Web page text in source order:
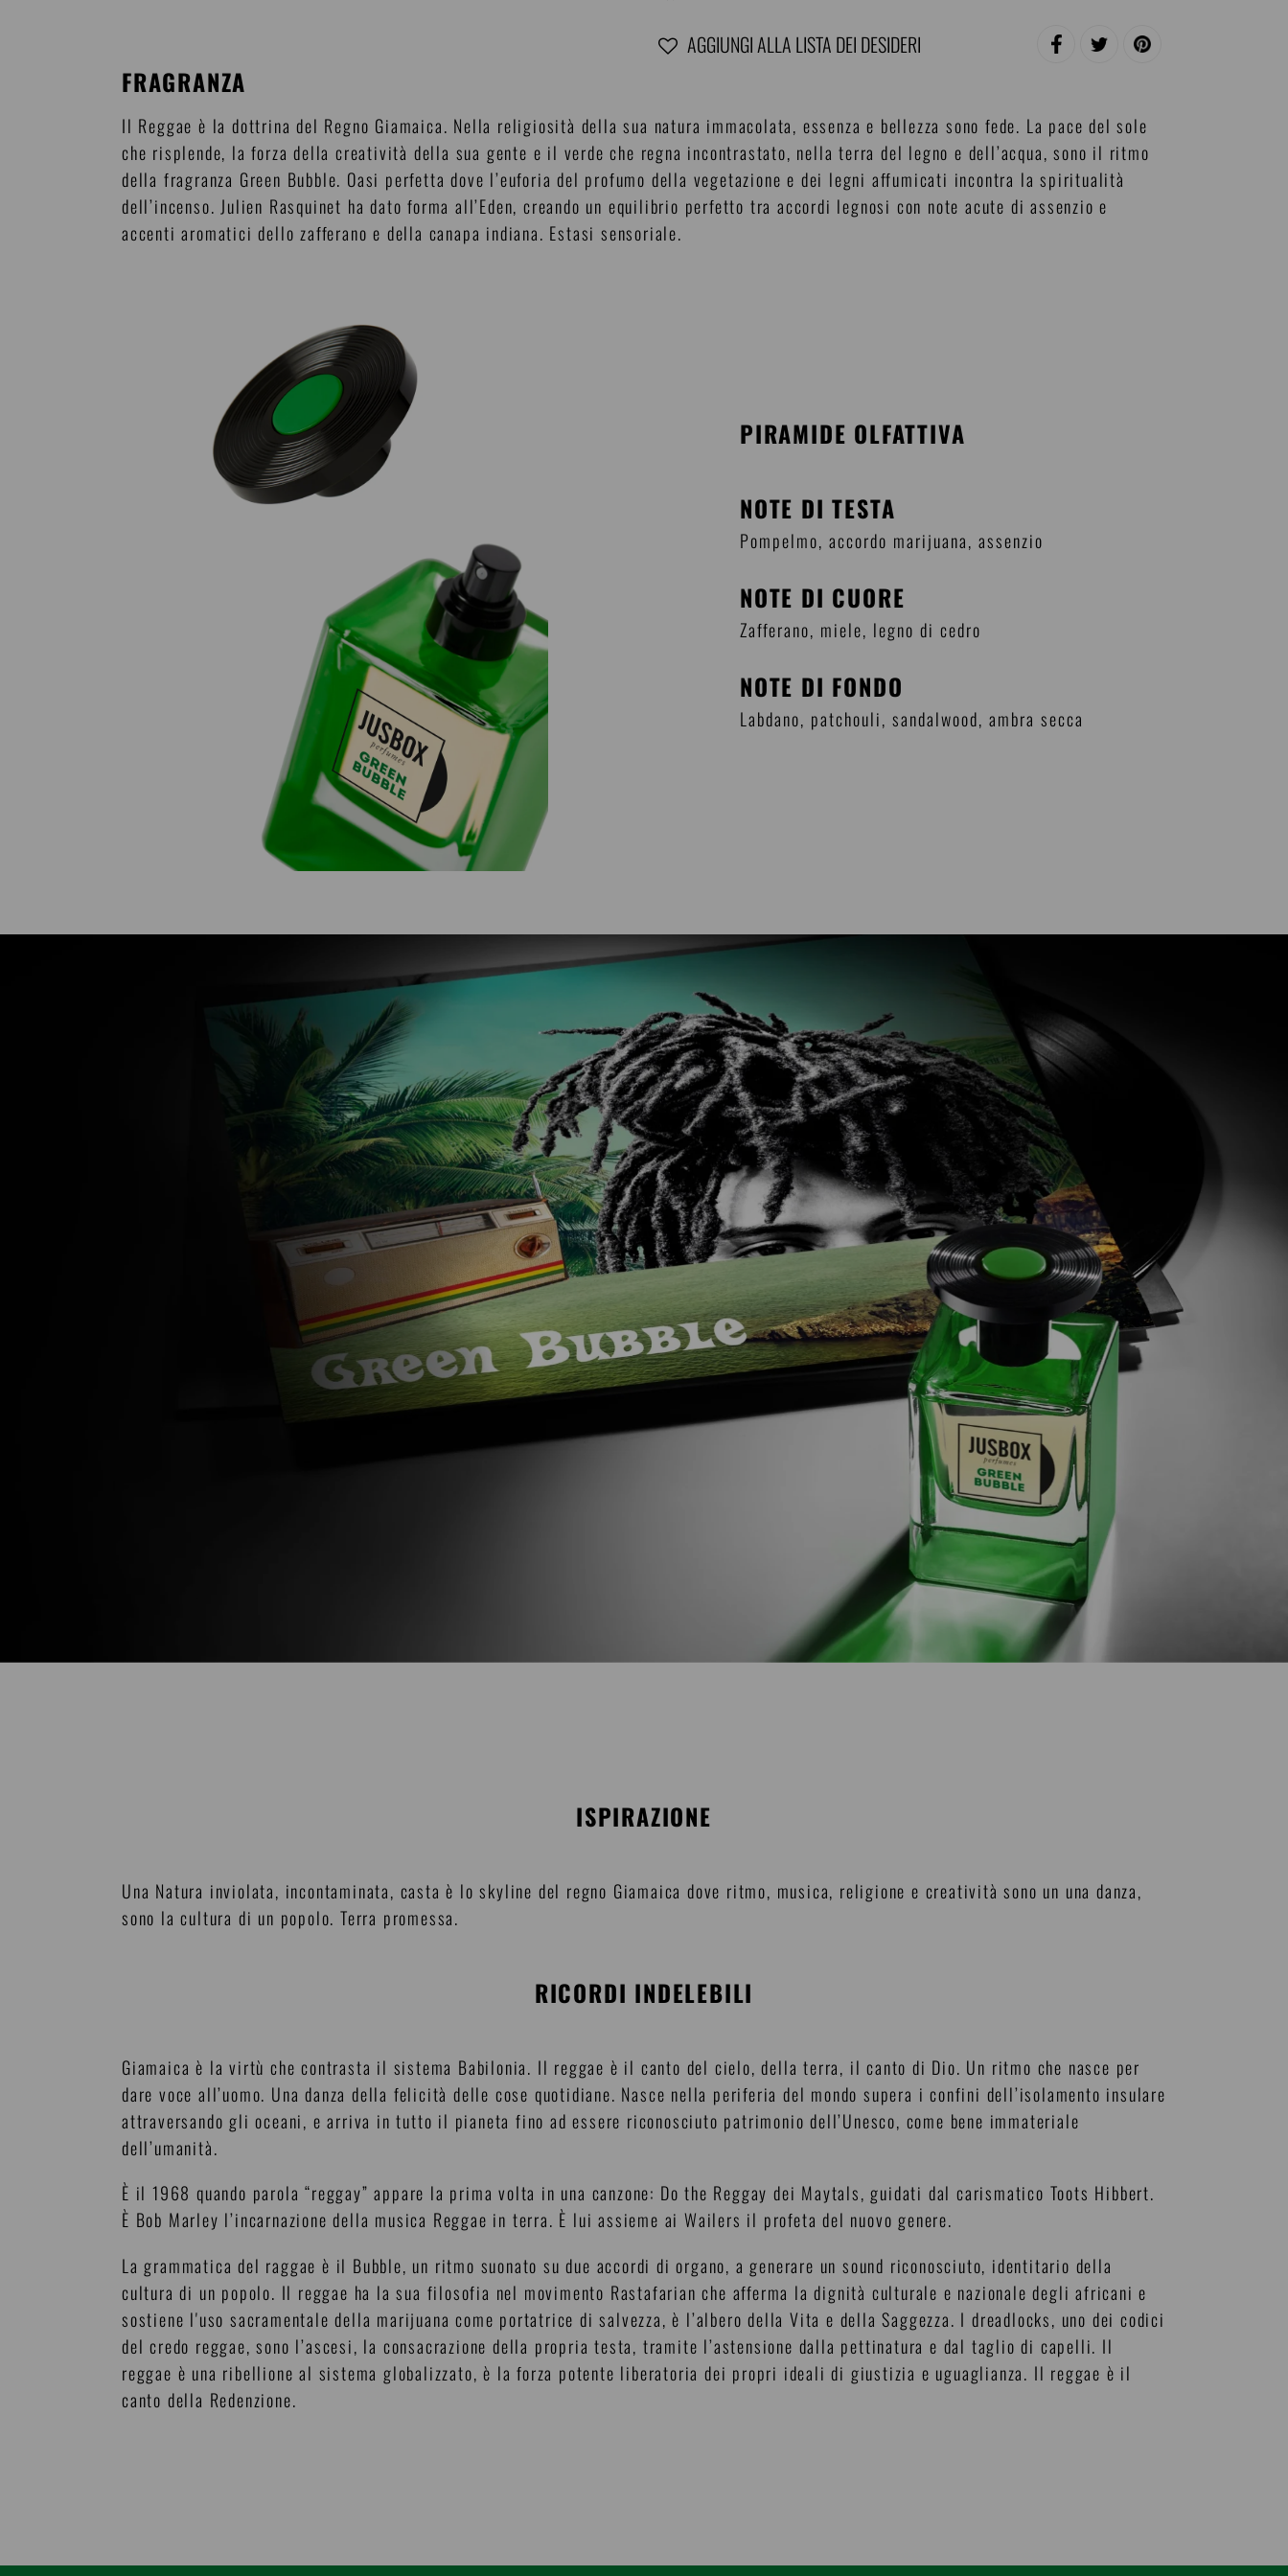
AGGIUNGI ALLA LISTA DEI DESIDERI CONDIVIDITWITTA PINNA
prodotto
nel
carrello
FRAGRANZA
Il Reggae è la dottrina del Regno Giamaica. Nella religiosità della sua natura immacolata, essenza e bellezza sono fede. La pace del sole
che risplende, la forza della creatività della sua gente e il verde che regna incontrastato, nella terra del legno e dell’acqua, sono il ritmo
della fragranza Green Bubble. Oasi perfetta dove l’euforia del profumo della vegetazione e dei legni affumicati incontra la spiritualità
dell’incenso. Julien Rasquinet ha dato forma all’Eden, creando un equilibrio perfetto tra accordi legnosi con note acute di assenzio e
accenti aromatici dello zafferano e della canapa indiana. Estasi sensoriale.
PIRAMIDE OLFATTIVA
NOTE DI TESTA
Pompelmo, accordo marijuana, assenzio
NOTE DI CUORE
Zafferano, miele, legno di cedro
NOTE DI FONDO
Labdano, patchouli, sandalwood, ambra secca
ISPIRAZIONE
Una Natura inviolata, incontaminata, casta è lo skyline del regno Giamaica dove ritmo, musica, religione e creatività sono un una danza,
sono la cultura di un popolo. Terra promessa.
RICORDI INDELEBILI
Giamaica è la virtù che contrasta il sistema Babilonia. Il reggae è il canto del cielo, della terra, il canto di Dio. Un ritmo che nasce per
dare voce all’uomo. Una danza della felicità delle cose quotidiane. Nasce nella periferia del mondo supera i confini dell’isolamento insulare
attraversando gli oceani, e arriva in tutto il pianeta fino ad essere riconosciuto patrimonio dell’Unesco, come bene immateriale
dell’umanità.
È il 1968 quando parola “reggay” appare la prima volta in una canzone: Do the Reggay dei Maytals, guidati dal carismatico Toots Hibbert.
È Bob Marley l’incarnazione della musica Reggae in terra. È lui assieme ai Wailers il profeta del nuovo genere.
La grammatica del raggae è il Bubble, un ritmo suonato su due accordi di organo, a generare un sound riconosciuto, identitario della
cultura di un popolo. Il reggae ha la sua filosofia nel movimento Rastafarian che afferma la dignità culturale e nazionale degli africani e
sostiene l'uso sacramentale della marijuana come portatrice di salvezza, è l’albero della Vita e della Saggezza. I dreadlocks, uno dei codici
del credo reggae, sono l’ascesi, la consacrazione della propria testa, tramite l’astensione dalla pettinatura e dal taglio di capelli. Il
reggae è una ribellione al sistema globalizzato, è la forza potente liberatoria dei propri ideali di giustizia e uguaglianza. Il reggae è il
canto della Redenzione.